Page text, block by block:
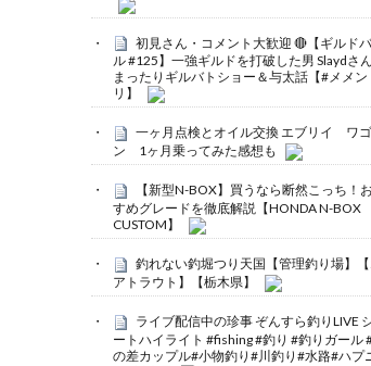
初見さん・コメント大歓迎 🔴【ギルド
ル #125】一強ギルドを打破した男 Slaydさ
まったりギルバトショー＆与太話【#メメン
リ】
一ヶ月点検とオイル交換 エブリイ ワゴ
ン 1ヶ月乗ってみた感想も
【新型N-BOX】買うなら断然こっち！
すめグレードを徹底解説【HONDA N-BOX
CUSTOM】
釣れない釣堀つり天国【管理釣り場】【
アトラウト】【栃木県】
ライブ配信中の珍事 ぞんすら釣りLIVE
ートハイライト #fishing #釣り #釣りガール
の差カップル#小物釣り#川釣り#水路#ハプ